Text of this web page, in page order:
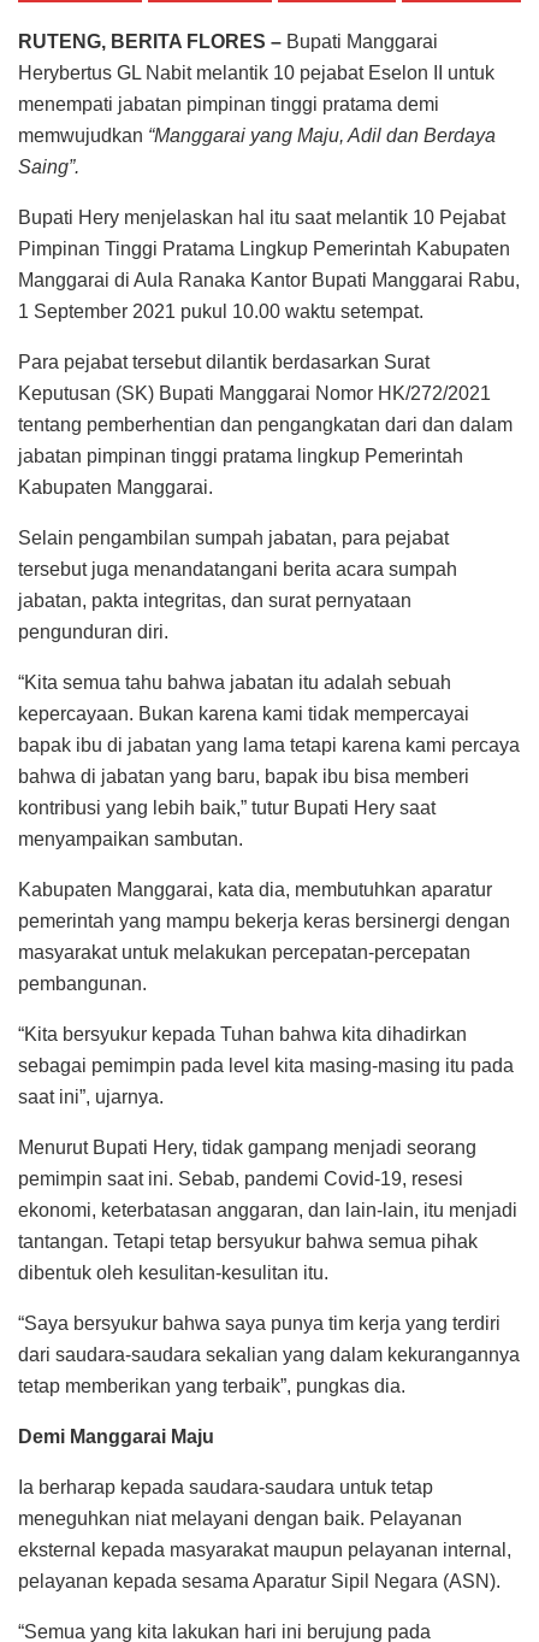
RUTENG, BERITA FLORES – Bupati Manggarai
Herybertus GL Nabit melantik 10 pejabat Eselon II untuk
menempati jabatan pimpinan tinggi pratama demi
memwujudkan “Manggarai yang Maju, Adil dan Berdaya
Saing”.
Bupati Hery menjelaskan hal itu saat melantik 10 Pejabat
Pimpinan Tinggi Pratama Lingkup Pemerintah Kabupaten
Manggarai di Aula Ranaka Kantor Bupati Manggarai Rabu,
1 September 2021 pukul 10.00 waktu setempat.
Para pejabat tersebut dilantik berdasarkan Surat
Keputusan (SK) Bupati Manggarai Nomor HK/272/2021
tentang pemberhentian dan pengangkatan dari dan dalam
jabatan pimpinan tinggi pratama lingkup Pemerintah
Kabupaten Manggarai.
Selain pengambilan sumpah jabatan, para pejabat
tersebut juga menandatangani berita acara sumpah
jabatan, pakta integritas, dan surat pernyataan
pengunduran diri.
“Kita semua tahu bahwa jabatan itu adalah sebuah
kepercayaan. Bukan karena kami tidak mempercayai
bapak ibu di jabatan yang lama tetapi karena kami percaya
bahwa di jabatan yang baru, bapak ibu bisa memberi
kontribusi yang lebih baik,” tutur Bupati Hery saat
menyampaikan sambutan.
Kabupaten Manggarai, kata dia, membutuhkan aparatur
pemerintah yang mampu bekerja keras bersinergi dengan
masyarakat untuk melakukan percepatan-percepatan
pembangunan.
“Kita bersyukur kepada Tuhan bahwa kita dihadirkan
sebagai pemimpin pada level kita masing-masing itu pada
saat ini”, ujarnya.
Menurut Bupati Hery, tidak gampang menjadi seorang
pemimpin saat ini. Sebab, pandemi Covid-19, resesi
ekonomi, keterbatasan anggaran, dan lain-lain, itu menjadi
tantangan. Tetapi tetap bersyukur bahwa semua pihak
dibentuk oleh kesulitan-kesulitan itu.
“Saya bersyukur bahwa saya punya tim kerja yang terdiri
dari saudara-saudara sekalian yang dalam kekurangannya
tetap memberikan yang terbaik”, pungkas dia.
Demi Manggarai Maju
Ia berharap kepada saudara-saudara untuk tetap
meneguhkan niat melayani dengan baik. Pelayanan
eksternal kepada masyarakat maupun pelayanan internal,
pelayanan kepada sesama Aparatur Sipil Negara (ASN).
“Semua yang kita lakukan hari ini berujung pada